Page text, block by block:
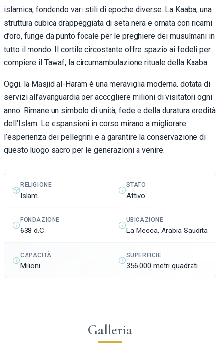
islamica, fondendo vari stili di epoche diverse. La Kaaba, una
struttura cubica drappeggiata di seta nera e ornata con ricami
d’oro, funge da punto focale per le preghiere dei musulmani in
tutto il mondo. Il cortile circostante offre spazio ai fedeli per
compiere il Tawaf, la circumambulazione rituale della Kaaba.
Oggi, la Masjid al-Haram è una meraviglia moderna, dotata di
servizi all’avanguardia per accogliere milioni di visitatori ogni
anno. Rimane un simbolo di unità, fede e della duratura eredità
dell’Islam. Le espansioni in corso mirano a migliorare
l’esperienza dei pellegrini e a garantire la conservazione di
questo luogo sacro per le generazioni a venire.
RELIGIONE
Islam
STATO
Attivo
FONDAZIONE
638 d.C.
UBICAZIONE
La Mecca, Arabia Saudita
CAPACITÀ
Milioni
SUPERFICIE
356.000 metri quadrati
Galleria